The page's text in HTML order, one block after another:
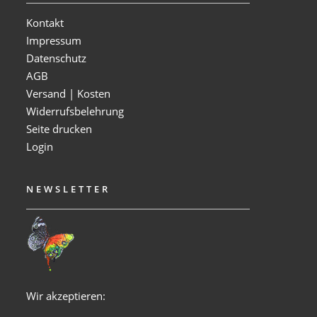
Kontakt
Impressum
Datenschutz
AGB
Versand | Kosten
Widerrufsbelehrung
Seite drucken
Login
NEWSLETTER
Wir akzeptieren: